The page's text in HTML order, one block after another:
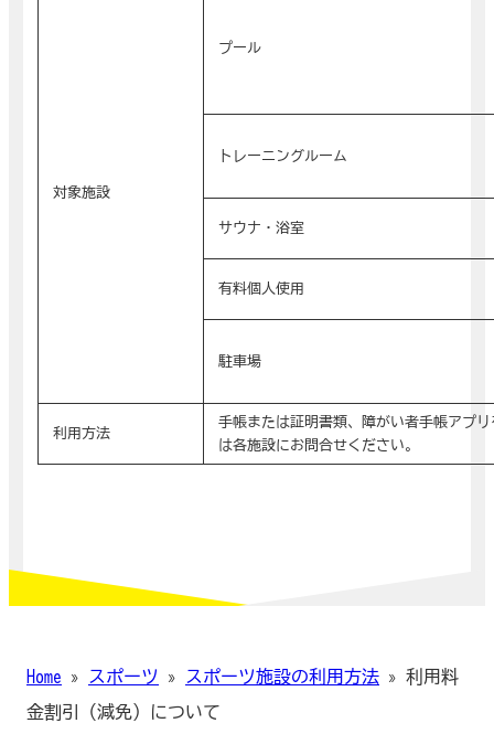
対象施設
プール
トレーニングルーム
サウナ・浴室
有料個人使用
駐車場
利用方法
手帳または証明書類、障がい者手帳アプ
は各施設にお問合せください。
Home » スポーツ » スポーツ施設の利用方法 » 利用料
金割引（減免）について